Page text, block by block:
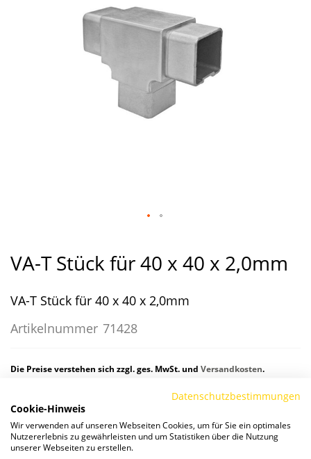
der
springen
VA-T Stück für 40 x 40 x 2,0mm
VA-T Stück für 40 x 40 x 2,0mm
Artikelnummer 71428
Die Preise verstehen sich zzgl. ges. MwSt. und Versandkosten.
Verfügbarkeit:
Datenschutzbestimmungen
Cookie-Hinweis
Wir verwenden auf unseren Webseiten Cookies, um für Sie ein optimales
Nutzererlebnis zu gewährleisten und um Statistiken über die Nutzung
unserer Webseiten zu erstellen.